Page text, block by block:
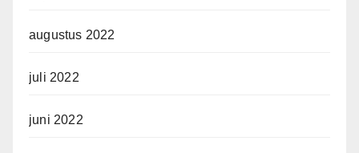
augustus 2022
juli 2022
juni 2022